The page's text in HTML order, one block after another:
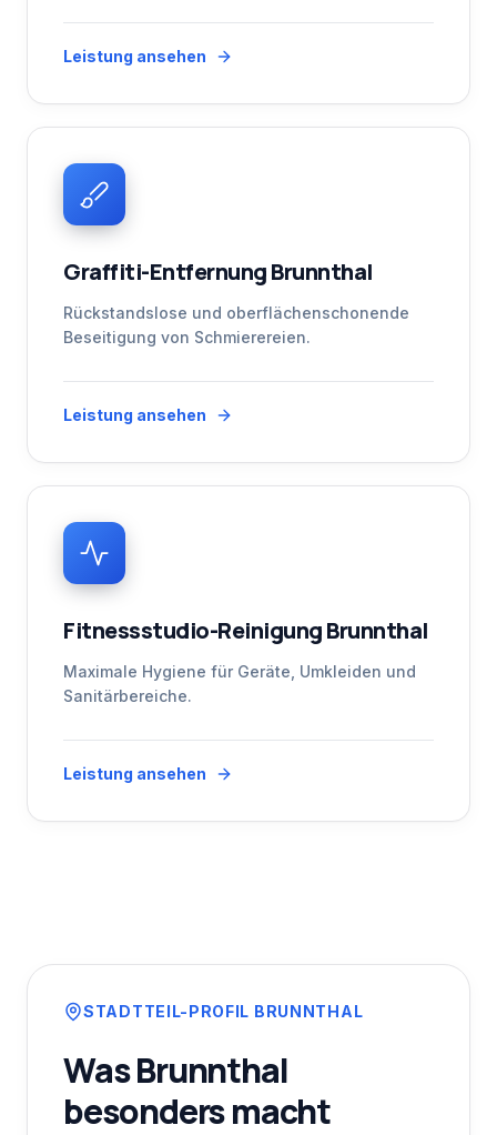
Leistung ansehen
Graffiti-Entfernung Brunnthal
Rückstandslose und oberflächenschonende
Beseitigung von Schmierereien.
Leistung ansehen
Fitnessstudio-Reinigung Brunnthal
Maximale Hygiene für Geräte, Umkleiden und
Sanitärbereiche.
Leistung ansehen
STADTTEIL-PROFIL BRUNNTHAL
WasBrunnthal
besonders macht